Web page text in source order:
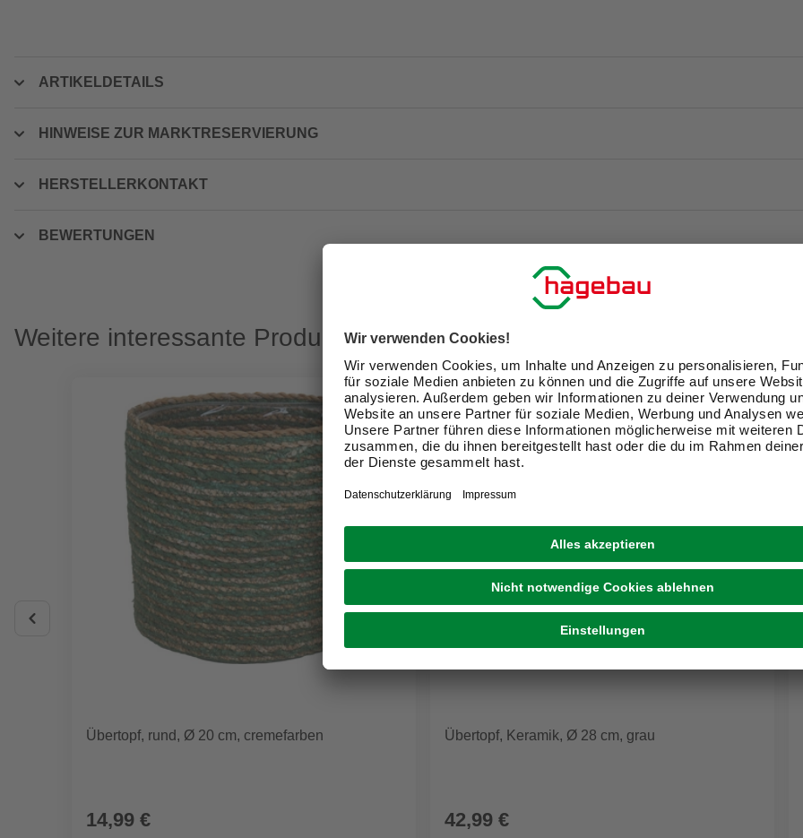
ARTIKELDETAILS
HINWEISE ZUR MARKTRESERVIERUNG
HERSTELLERKONTAKT
BEWERTUNGEN
Weitere interessante Produkte
Übertopf, rund, Ø 20 cm, cremefarben
14,99 €
Übertopf, Keramik, Ø 28 cm, grau
42,99 €